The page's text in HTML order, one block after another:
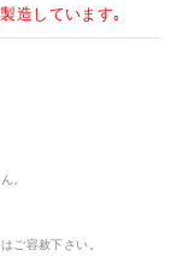
造しています｡
。
ご容赦下さい。